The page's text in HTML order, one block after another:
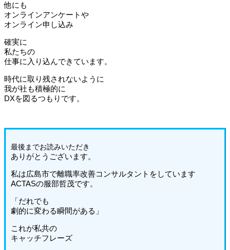
他にも
オンラインアンケートや
オンライン申し込み
確実に
私たちの
仕事に入り込んできています。
時代に取り残されないように
我が社も積極的に
DXを図るつもりです。
最後までお読みいただき
ありがとうございます。
私は広島市で離職率改善コンサルタントをしています
ACTASの服部哲茂です。
「だれでも
劇的に変わる瞬間がある」
これが私共の
キャッチフレーズ